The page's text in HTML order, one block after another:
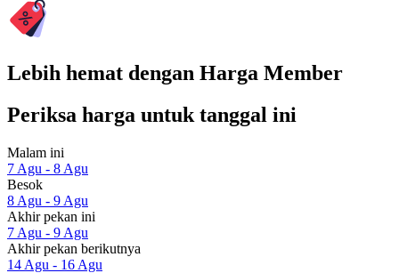
Lebih hemat dengan Harga Member
Periksa harga untuk tanggal ini
Malam ini
7 Agu - 8 Agu
Besok
8 Agu - 9 Agu
Akhir pekan ini
7 Agu - 9 Agu
Akhir pekan berikutnya
14 Agu - 16 Agu